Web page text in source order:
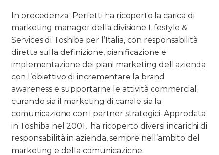
In precedenza Perfetti ha ricoperto la carica di
marketing manager della divisione Lifestyle &
Services di Toshiba per l’Italia, con responsabilità
diretta sulla definizione, pianificazione e
implementazione dei piani marketing dell’azienda
con l’obiettivo di incrementare la brand
awareness e supportarne le attività commerciali
curando sia il marketing di canale sia la
comunicazione con i partner strategici. Approdata
in Toshiba nel 2001, ha ricoperto diversi incarichi di
responsabilità in azienda, sempre nell’ambito del
marketing e della comunicazione.